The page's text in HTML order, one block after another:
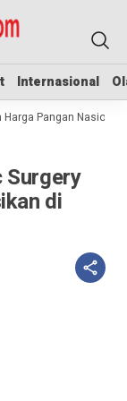
Internasional
Internasional
Pangan Nasional
Surgery
di